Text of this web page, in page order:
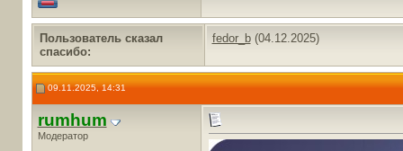
Пользователь сказал
cпасибо:
fedor_b(04.12.2025)
09.11.2025, 14:31
rumhum
Модератор